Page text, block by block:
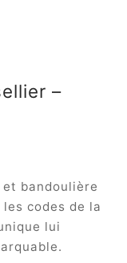
–
bandoulière
codes de la
lui